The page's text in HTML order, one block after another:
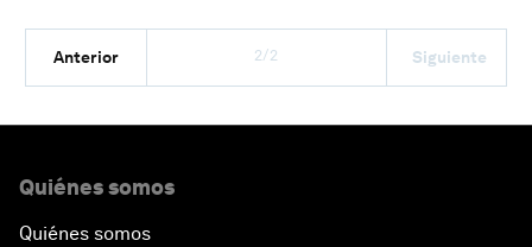
Anterior 2/2 Siguiente
Quiénes somos
Quiénes somos